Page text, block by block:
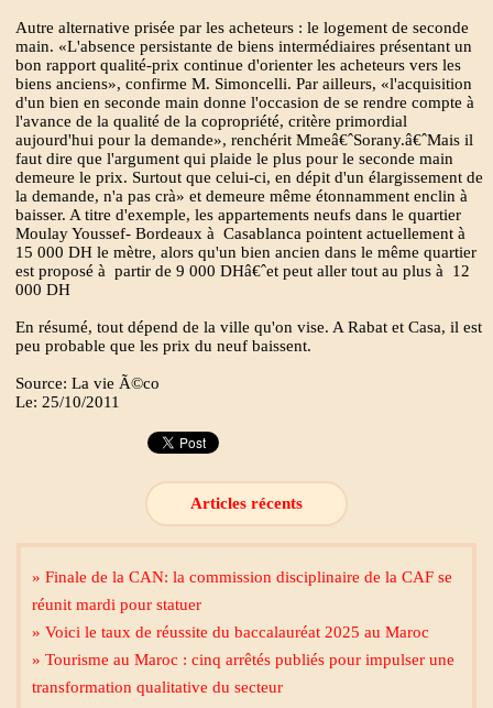
Autre alternative prisée par les acheteurs : le logement de seconde
main. «L'absence persistante de biens intermédiaires présentant un
bon rapport qualité-prix continue d'orienter les acheteurs vers les
biens anciens», confirme M. Simoncelli. Par ailleurs, «l'acquisition
d'un bien en seconde main donne l'occasion de se rendre compte à
l'avance de la qualité de la copropriété, critère primordial
aujourd'hui pour la demande», renchérit Mmeâ€ˆSorany.â€ˆMais il
faut dire que l'argument qui plaide le plus pour le seconde main
demeure le prix. Surtout que celui-ci, en dépit d'un élargissement de
la demande, n'a pas crà» et demeure même étonnamment enclin à
baisser. A titre d'exemple, les appartements neufs dans le quartier
Moulay Youssef- Bordeaux à Casablanca pointent actuellement à
15 000 DH le mètre, alors qu'un bien ancien dans le même quartier
est proposé à partir de 9 000 DHâ€ˆet peut aller tout au plus à 12
000 DH
En résumé, tout dépend de la ville qu'on vise. A Rabat et Casa, il est
peu probable que les prix du neuf baissent.
Source: La vie Ã©co
Le: 25/10/2011
Articles récents
» Finale de la CAN: la commission disciplinaire de la CAF se
réunit mardi pour statuer
» Voici le taux de réussite du baccalauréat 2025 au Maroc
» Tourisme au Maroc : cinq arrêtés publiés pour impulser une
transformation qualitative du secteur